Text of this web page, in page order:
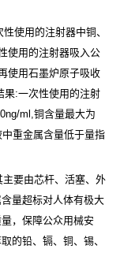
使用的注射器中铜、
使用的注射器吸入公
使用石墨炉原子吸收
果:一次性使用的注射
ml,铜含量最大为
重金属含量低于量指
要由芯杆、活塞、外
量超标对人体有极大
，保障公众用械安
的铅、镉、铜、锡、